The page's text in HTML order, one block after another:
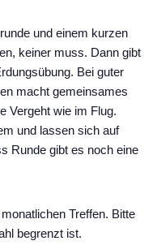
und einem kurzen
keiner muss. Dann gibt
Bei guter
macht gemeinsames
Vergeht wie im Flug.
und lassen sich auf
Runde gibt es noch eine
Treffen. Bitte
begrenzt ist.